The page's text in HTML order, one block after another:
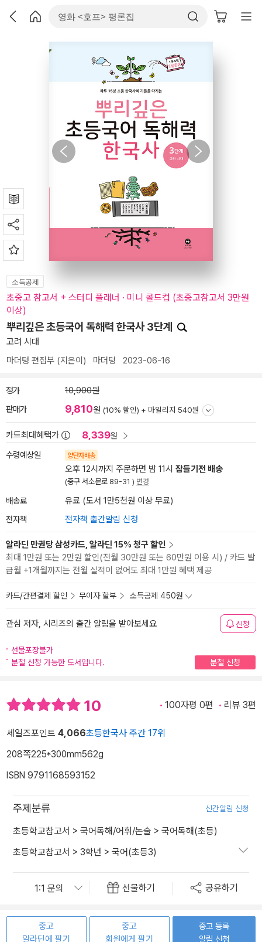
소득공제
초중고 참고서 + 스터디 플래너 · 미니 콜드컵 (초중고참고서 3만원
이상)
뿌리깊은 초등국어 독해력 한국사 3단계
고려 시대
마더텅 편집부 (지은이) 마더텅 2023-06-16
정가 10,900원
판매가 9,810원 (10% 할인) + 마일리지 540원
카드최대혜택가 8,339원
수령예상일 양탄자배송
오후 12시까지 주문하면 밤 11시 잠들기전 배송
(중구 서소문로 89-31 ) 변경
배송료 유료 (도서 1만5천원 이상 무료)
전자책 전자책 출간알림 신청
알라딘 만권당 삼성카드, 알라딘 15% 청구 할인
최대 1만원 또는 2만원 할인(전월 30만원 또는 60만원 이용 시) / 카드 발
급월 +1개월까지는 전월 실적이 없어도 최대 1만원 혜택 제공
카드/간편결제 할인 무이자 할부 소득공제 450원
관심 저자, 시리즈의 출간 알림을 받아보세요 신청
선물포장불가
분철 신청 가능한 도서입니다.
분철 신청
10 100자평 0편 리뷰 3편
세일즈포인트 4,066초등한국사 주간 17위
208쪽225*300mm562g
ISBN 9791168593152
주제분류 신간알림 신청
초등학교참고서 > 국어독해/어휘/논술 > 국어독해(초등)
초등학교참고서 > 3학년 > 국어(초등3)
선물하기 공유하기
중고
알라딘에 팔기
중고
회원에게 팔기
중고 등록
알림 신청